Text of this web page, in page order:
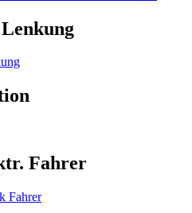
Fahrer
Fahrer